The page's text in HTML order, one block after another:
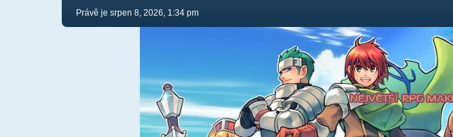
Právě je srpen 8, 2026, 1:34 pm